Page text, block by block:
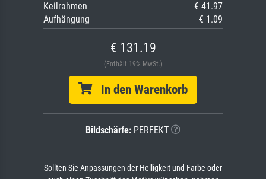
Keilrahmen
€ 41.97
Aufhängung
€ 1.09
€ 131.19
(Enthält 19% MwSt.)
In den Warenkorb
Bildschärfe: PERFEKT
Sollten Sie Anpassungen der Helligkeit und Farbe oder